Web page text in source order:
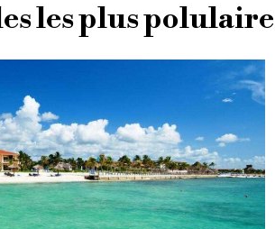
les plus